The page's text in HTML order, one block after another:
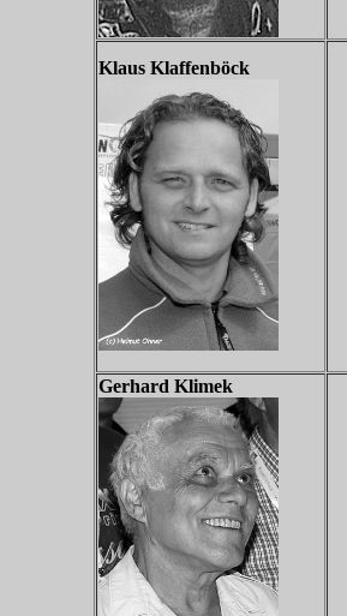
Klaus Klaffenböck
Gerhard Klimek